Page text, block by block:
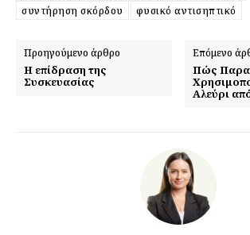
συντήρηση σκόρδου
φυσικό αντισηπτικό
Προηγούμενο άρθρο
Η επίδραση της
Συσκευασίας
Επόμενο
Πώς
Αλεύρι